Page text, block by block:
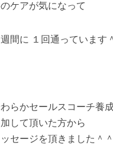
ケアが気になって
間に １回通っています
らかセールスコーチ養
して頂いた方から
セージを頂きました＾＾